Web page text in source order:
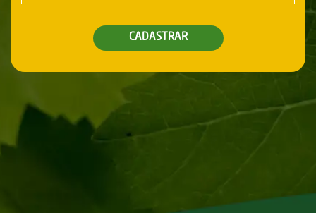
CADASTRAR